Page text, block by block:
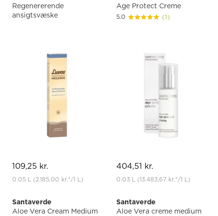
Regenererende
ansigtsvæske
109,25 kr.
0.05 L (2.185,00 kr.*/1 L)
Age Protect Creme
5.0 (1)
404,51 kr.
0.03 L (13.483,67 kr.*/1 L)
Santaverde
Aloe Vera Cream Medium
Santaverde
Aloe Vera creme medium